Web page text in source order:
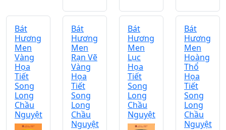
Bát
Hương
Men
Vàng
Họa
Tiết
Song
Long
Chầu
Nguyệt
Bát
Hương
Men
Rạn Vẽ
Vàng
Họa
Tiết
Song
Long
Chầu
Nguyệt
Bát
Hương
Men
Lục
Họa
Tiết
Song
Long
Chầu
Nguyệt
Bát
Hương
Men
Hoàng
Thổ
Họa
Tiết
Song
Long
Chầu
Nguyệt